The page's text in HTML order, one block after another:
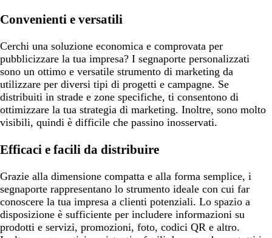
Convenienti e versatili
Cerchi una soluzione economica e comprovata per
pubblicizzare la tua impresa? I segnaporte personalizzati
sono un ottimo e versatile strumento di marketing da
utilizzare per diversi tipi di progetti e campagne. Se
distribuiti in strade e zone specifiche, ti consentono di
ottimizzare la tua strategia di marketing. Inoltre, sono molto
visibili, quindi è difficile che passino inosservati.
Efficaci e facili da distribuire
Grazie alla dimensione compatta e alla forma semplice, i
segnaporte rappresentano lo strumento ideale con cui far
conoscere la tua impresa a clienti potenziali. Lo spazio a
disposizione è sufficiente per includere informazioni su
prodotti e servizi, promozioni, foto, codici QR e altro.